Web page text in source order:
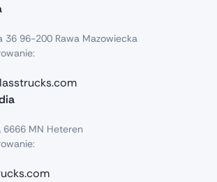
36 96-200 Rawa Mazowiecka
6666 MN Heteren